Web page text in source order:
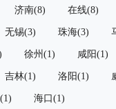
济南(8) 在线(8)
无锡(3) 珠海(3)
徐州(1) 咸阳(1)
吉林(1) 洛阳(1)
海口(1)